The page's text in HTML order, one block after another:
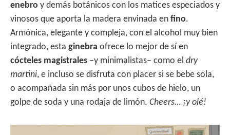
enebro y demás botánicos con los matices especiados y
vinosos que aporta la madera envinada en fino.
Armónica, elegante y compleja, con el alcohol muy bien
integrado, esta ginebra ofrece lo mejor de sí en
cócteles magistrales –y minimalistas– como el dry
martini, e incluso se disfruta con placer si se bebe sola,
o acompañada sin más por unos cubos de hielo, un
golpe de soda y una rodaja de limón. Cheers… ¡y olé!